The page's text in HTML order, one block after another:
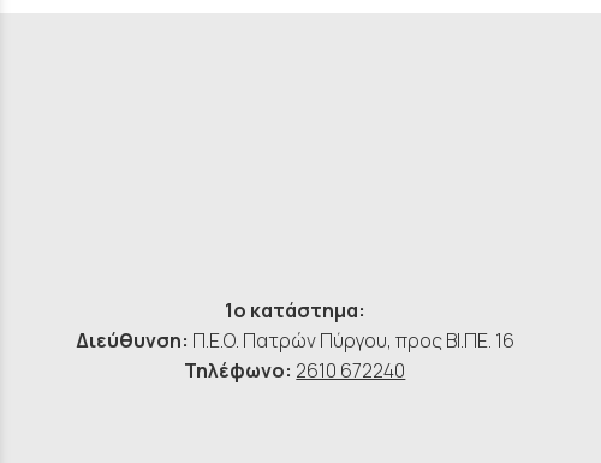
1ο κατάστημα:
Διεύθυνση: Π.Ε.Ο. Πατρών Πύργου, προς ΒΙ.ΠΕ. 16
Τηλέφωνο: 2610 672240